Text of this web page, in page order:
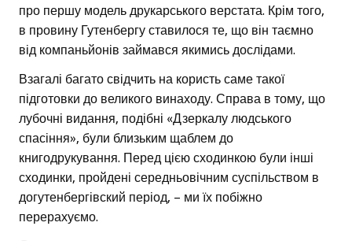
про першу модель друкарського верстата. Крім того,
в провину Гутенбергу ставилося те, що він таємно
від компаньйонів займався якимись дослідами.
Взагалі багато свідчить на користь саме такої
підготовки до великого винаходу. Справа в тому, що
лубочні видання, подібні «Дзеркалу людського
спасіння», були близьким щаблем до
книгодрукування. Перед цією сходинкою були інші
сходинки, пройдені середньовічним суспільством в
догутенбергівский період, – ми їх побіжно
перерахуємо.